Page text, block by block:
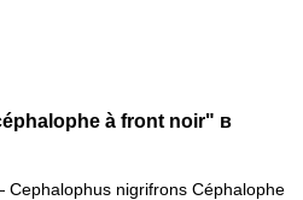
à front noir" в
nigrifrons Céphalophe